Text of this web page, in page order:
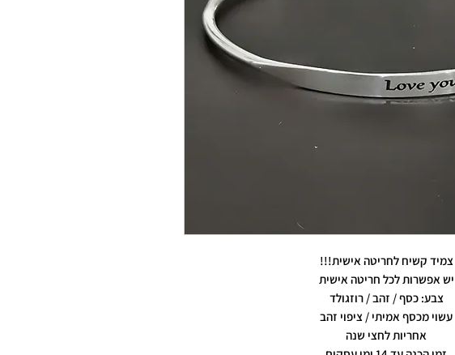
צמיד קשיח לחריטה אישית!!!
יש אפשרות לכל חריטה אישית
צבע: כסף / זהב / רוזגולד
עשוי מכסף אמיתי / ציפוי זהב
אחריות לחצי שנה